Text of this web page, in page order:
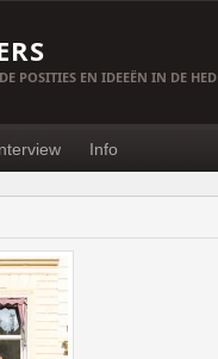
POSITIES EN IDEEËN IN DE
Info